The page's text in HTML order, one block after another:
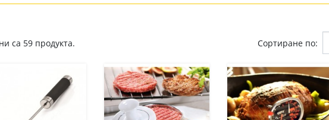
са 59 продукта. Сортиране по: